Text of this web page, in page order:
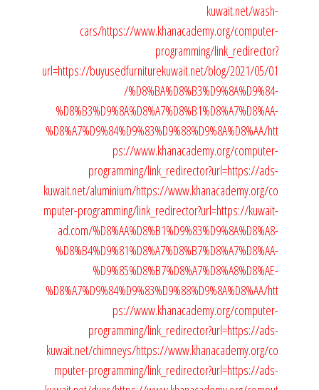
kuwait.net/wash-
cars/https://www.khanacademy.org/computer-
programming/link_redirector?
url=https://buyusedfurniturekuwait.net/blog/2021/05/01
/%D8%BA%D8%B3%D9%8A%D9%84-
%D8%B3%D9%8A%D8%A7%D8%B1%D8%A7%D8%AA-
%D8%A7%D9%84%D9%83%D9%88%D9%8A%D8%AA/htt
ps://www.khanacademy.org/computer-
programming/link_redirector?url=https://ads-
kuwait.net/aluminium/https://www.khanacademy.org/co
mputer-programming/link_redirector?url=https://kuwait-
ad.com/%D8%AA%D8%B1%D9%83%D9%8A%D8%A8-
%D8%B4%D9%81%D8%A7%D8%B7%D8%A7%D8%AA-
%D9%85%D8%B7%D8%A7%D8%A8%D8%AE-
%D8%A7%D9%84%D9%83%D9%88%D9%8A%D8%AA/htt
ps://www.khanacademy.org/computer-
programming/link_redirector?url=https://ads-
kuwait.net/chimneys/https://www.khanacademy.org/co
mputer-programming/link_redirector?url=https://ads-